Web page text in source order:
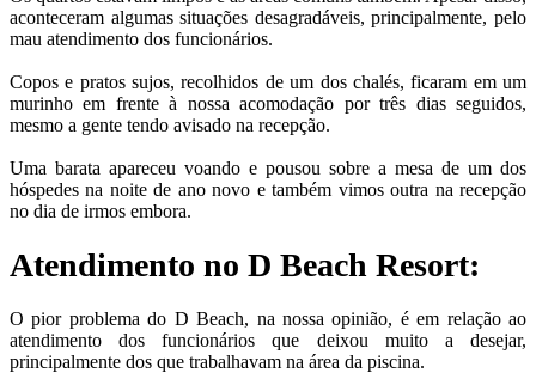
aconteceram algumas situações desagradáveis, principalmente, pelo
mau atendimento dos funcionários.
Copos e pratos sujos, recolhidos de um dos chalés, ficaram em um
murinho em frente à nossa acomodação por três dias seguidos,
mesmo a gente tendo avisado na recepção.
Uma barata apareceu voando e pousou sobre a mesa de um dos
hóspedes na noite de ano novo e também vimos outra na recepção
no dia de irmos embora.
Atendimento no D Beach Resort:
O pior problema do D Beach, na nossa opinião, é em relação ao
atendimento dos funcionários que deixou muito a desejar,
principalmente dos que trabalhavam na área da piscina.